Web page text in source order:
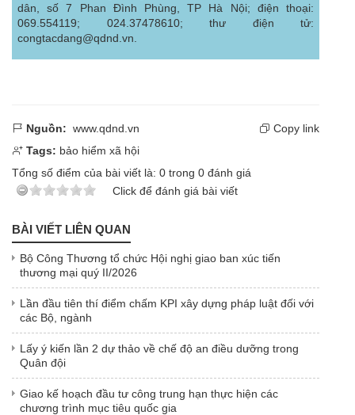
dân, số 7 Phan Đình Phùng, TP Hà Nội; điện thoại:
069.554119; 024.37478610; thư điện tử:
congtacdang@qdnd.vn.
Nguồn: www.qdnd.vn
Copy link
Tags: bảo hiểm xã hội
Tổng số điểm của bài viết là: 0 trong 0 đánh giá
Click để đánh giá bài viết
BÀI VIẾT LIÊN QUAN
Bộ Công Thương tổ chức Hội nghị giao ban xúc tiến
thương mại quý II/2026
Lần đầu tiên thí điểm chấm KPI xây dựng pháp luật đối với
các Bộ, ngành
Lấy ý kiến lần 2 dự thảo về chế độ an điều dưỡng trong
Quân đội
Giao kế hoạch đầu tư công trung hạn thực hiện các
chương trình mục tiêu quốc gia